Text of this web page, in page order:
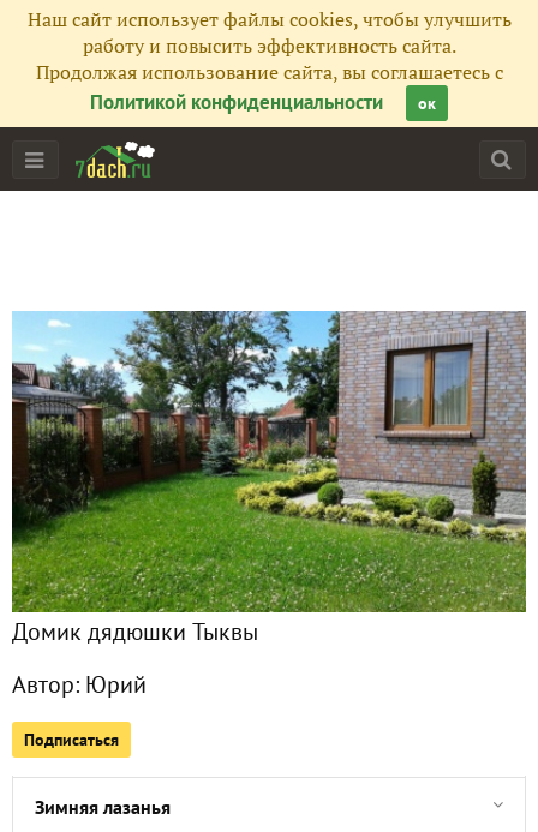
Наш сайт использует файлы cookies, чтобы улучшить
работу и повысить эффективность сайта.
Продолжая использование сайта, вы соглашаетесь с
Политикой конфиденциальности
ок
Домик дядюшки Тыквы
Автор: Юрий
Подписаться
Главная
Фото 100
Сейчас обсуждают
Фаршированный перец (один из вариантов)
Поздравляю с самым женственным праздником!!!
"Рыбацкий" суп
Тушеное мясо
Выходные с морепродуктами
Зимняя лазанья